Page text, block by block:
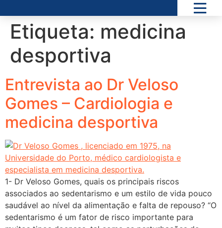
Etiqueta: medicina
desportiva
Entrevista ao Dr Veloso
Gomes – Cardiologia e
medicina desportiva
1- Dr Veloso Gomes, quais os principais riscos
associados ao sedentarismo e um estilo de vida pouco
saudável ao nível da alimentação e falta de repouso? “O
sedentarismo é um fator de risco importante para